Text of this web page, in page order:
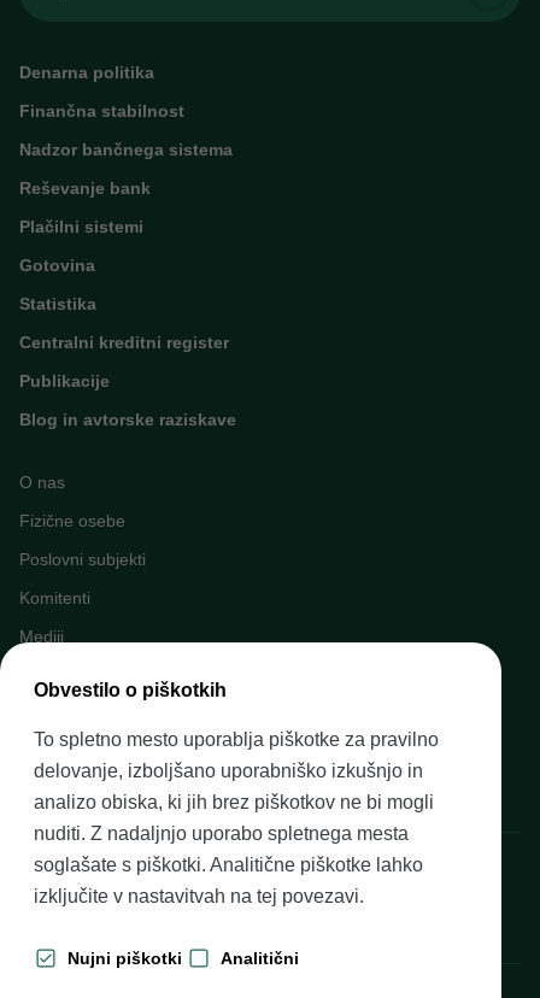
Denarna politika
Finančna stabilnost
Nadzor bančnega sistema
Reševanje bank
Plačilni sistemi
Gotovina
Statistika
Centralni kreditni register
Publikacije
Blog in avtorske raziskave
O nas
Fizične osebe
Poslovni subjekti
Komitenti
Mediji
Finančno opismenjevanje
Pravni okvir
Banka Slovenije, Slovenska cesta 35, 1505 Ljubljana
Obvestilo o piškotkih
To spletno mesto uporablja piškotke za pravilno
delovanje, izboljšano uporabniško izkušnjo in
analizo obiska, ki jih brez piškotkov ne bi mogli
nuditi. Z nadaljnjo uporabo spletnega mesta
soglašate s piškotki. Analitične piškotke lahko
izključite v nastavitvah na tej povezavi.
Nujni piškotki Analitični